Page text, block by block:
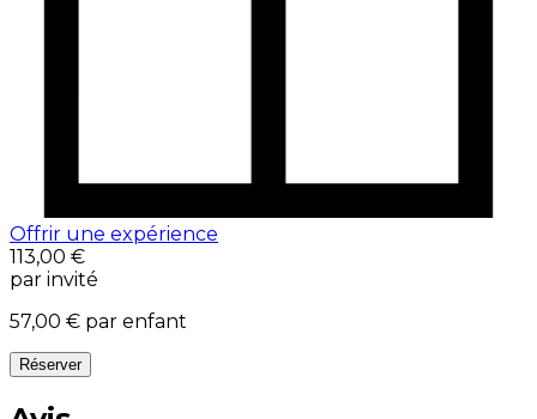
Offrir une expérience
113,00 €
par invité
57,00 € par enfant
Réserver